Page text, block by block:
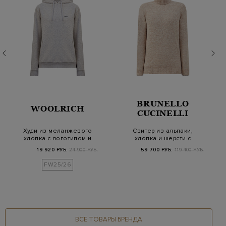
WOOLRICH
Худи из меланжевого
хлопка с логотипом и
19 920 РУБ. 24 900 РУБ.
FW25/26
BRUNELLO
CUCINELLI
Свитер из альпаки,
хлопка и шерсти с
59 700 РУБ. 119 400 РУБ.
ВСЕ ТОВАРЫ БРЕНДА